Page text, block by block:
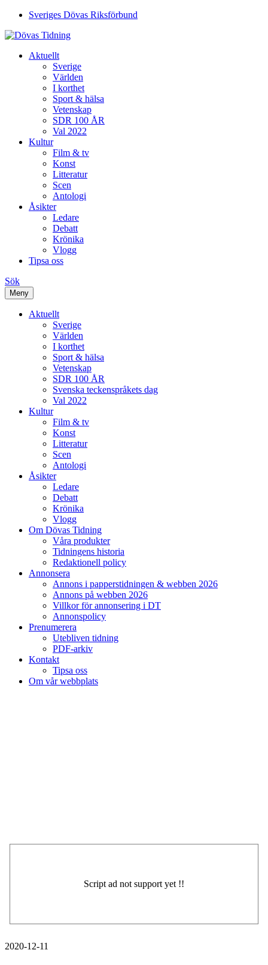
Sveriges Dövas Riksförbund
Aktuellt
Sverige
Världen
I korthet
Sport & hälsa
Vetenskap
SDR 100 ÅR
Val 2022
Kultur
Film & tv
Konst
Litteratur
Scen
Antologi
Åsikter
Ledare
Debatt
Krönika
Vlogg
Tipsa oss
Sök
Meny
Aktuellt
Sverige
Världen
I korthet
Sport & hälsa
Vetenskap
SDR 100 ÅR
Svenska teckenspråkets dag
Val 2022
Kultur
Film & tv
Konst
Litteratur
Scen
Antologi
Åsikter
Ledare
Debatt
Krönika
Vlogg
Om Dövas Tidning
Våra produkter
Tidningens historia
Redaktionell policy
Annonsera
Annons i papperstidningen & webben 2026
Annons på webben 2026
Villkor för annonsering i DT
Annonspolicy
Prenumerera
Utebliven tidning
PDF-arkiv
Kontakt
Tipsa oss
Om vår webbplats
2020-12-11